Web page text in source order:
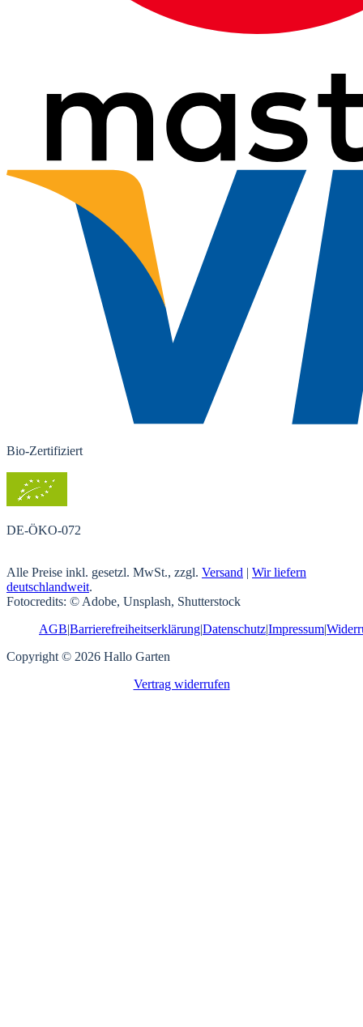
Bio-Zertifiziert
DE-ÖKO-072
Alle Preise inkl. gesetzl. MwSt., zzgl. Versand | Wir liefern
deutschlandweit.
Fotocredits: © Adobe, Unsplash, Shutterstock
AGB|Barrierefreiheitserklärung|Datenschutz|Impressum|
Copyright © 2026 Hallo Garten
Vertrag widerrufen